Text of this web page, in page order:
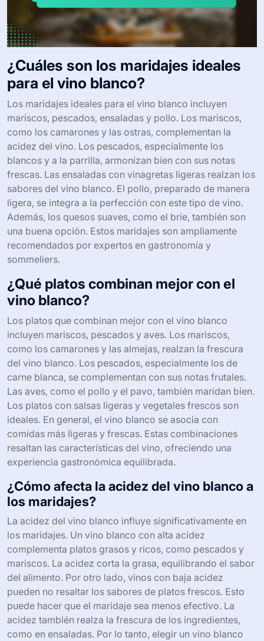
¿Cuáles son los maridajes ideales
para el vino blanco?
Los maridajes ideales para el vino blanco incluyen
mariscos, pescados, ensaladas y pollo. Los mariscos,
como los camarones y las ostras, complementan la
acidez del vino. Los pescados, especialmente los
blancos y a la parrilla, armonizan bien con sus notas
frescas. Las ensaladas con vinagretas ligeras realzan los
sabores del vino blanco. El pollo, preparado de manera
ligera, se integra a la perfección con este tipo de vino.
Además, los quesos suaves, como el brie, también son
una buena opción. Estos maridajes son ampliamente
recomendados por expertos en gastronomía y
sommeliers.
¿Qué platos combinan mejor con el
vino blanco?
Los platos que combinan mejor con el vino blanco
incluyen mariscos, pescados y aves. Los mariscos,
como los camarones y las almejas, realzan la frescura
del vino blanco. Los pescados, especialmente los de
carne blanca, se complementan con sus notas frutales.
Las aves, como el pollo y el pavo, también maridan bien.
Los platos con salsas ligeras y vegetales frescos son
ideales. En general, el vino blanco se asocia con
comidas más ligeras y frescas. Estas combinaciones
resaltan las características del vino, ofreciendo una
experiencia gastronómica equilibrada.
¿Cómo afecta la acidez del vino blanco a
los maridajes?
La acidez del vino blanco influye significativamente en
los maridajes. Un vino blanco con alta acidez
complementa platos grasos y ricos, como pescados y
mariscos. La acidez corta la grasa, equilibrando el sabor
del alimento. Por otro lado, vinos con baja acidez
pueden no resaltar los sabores de platos frescos. Esto
puede hacer que el maridaje sea menos efectivo. La
acidez también realza la frescura de los ingredientes,
como en ensaladas. Por lo tanto, elegir un vino blanco